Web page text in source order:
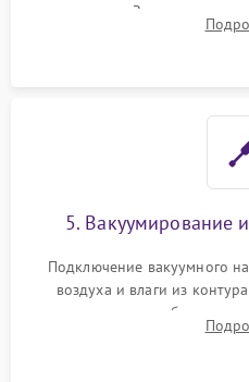
осушителя. Замена
сломанных заслонок или
5. Вакуумирование
Подключение вакуумного
воздуха и влаги из
дозированным объемом
электронным весам. Контроль